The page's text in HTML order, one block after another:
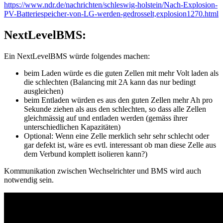
https://www.ndr.de/nachrichten/schleswig-holstein/Nach-Explosion-
PV-Batteriespeicher-von-LG-werden-gedrosselt,explosion1270.html
NextLevelBMS:
Ein NextLevelBMS würde folgendes machen:
beim Laden würde es die guten Zellen mit mehr Volt laden als
die schlechten (Balancing mit 2A kann das nur bedingt
ausgleichen)
beim Entladen würden es aus den guten Zellen mehr Ah pro
Sekunde ziehen als aus den schlechten, so dass alle Zellen
gleichmässig auf und entladen werden (gemäss ihrer
unterschiedlichen Kapazitäten)
Optional: Wenn eine Zelle merklich sehr sehr schlecht oder
gar defekt ist, wäre es evtl. interessant ob man diese Zelle aus
dem Verbund komplett isolieren kann?)
Kommunikation zwischen Wechselrichter und BMS wird auch
notwendig sein.